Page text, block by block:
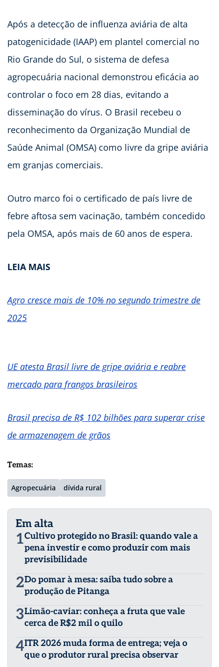
Após a detecção de influenza aviária de alta
patogenicidade (IAAP) em plantel comercial no
Rio Grande do Sul, o sistema de defesa
agropecuária nacional demonstrou eficácia ao
controlar o foco em 28 dias, evitando a
disseminação do vírus. O Brasil recebeu o
reconhecimento da Organização Mundial de
Saúde Animal (OMSA) como livre da gripe aviária
em granjas comerciais.
Outro marco foi o certificado de país livre de
febre aftosa sem vacinação, também concedido
pela OMSA, após mais de 60 anos de espera.
LEIA MAIS
Agro cresce mais de 10% no segundo trimestre de
2025
UE atesta Brasil livre de gripe aviária e reabre
mercado para frangos brasileiros
Brasil precisa de R$ 102 bilhões para superar crise
de armazenagem de grãos
Temas:
Agropecuária dívida rural
Em alta
1Cultivo protegido no Brasil: quando vale a
pena investir e como produzir com mais
previsibilidade
2Do pomar à mesa: saiba tudo sobre a
produção de Pitanga
3Limão-caviar: conheça a fruta que vale
cerca de R$2 mil o quilo
4ITR 2026 muda forma de entrega; veja o
que o produtor rural precisa observar